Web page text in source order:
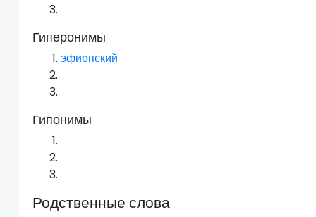
Гиперонимы
эфиопский
Гипонимы
Родственные слова